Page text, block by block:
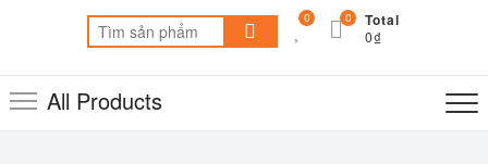
Tìm
kiếm:
0 Total
0₫
0
All Products